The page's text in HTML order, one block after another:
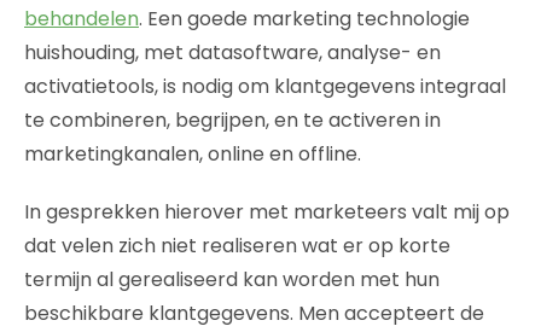
behandelen. Een goede marketing technologie
huishouding, met datasoftware, analyse- en
activatietools, is nodig om klantgegevens integraal
te combineren, begrijpen, en te activeren in
marketingkanalen, online en offline.
In gesprekken hierover met marketeers valt mij op
dat velen zich niet realiseren wat er op korte
termijn al gerealiseerd kan worden met hun
beschikbare klantgegevens. Men accepteert de